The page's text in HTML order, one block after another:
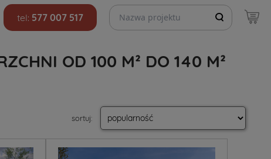
tel: 577 007 517
Szukaj projektów
OD 100 M² DO 140 M²
sortuj: